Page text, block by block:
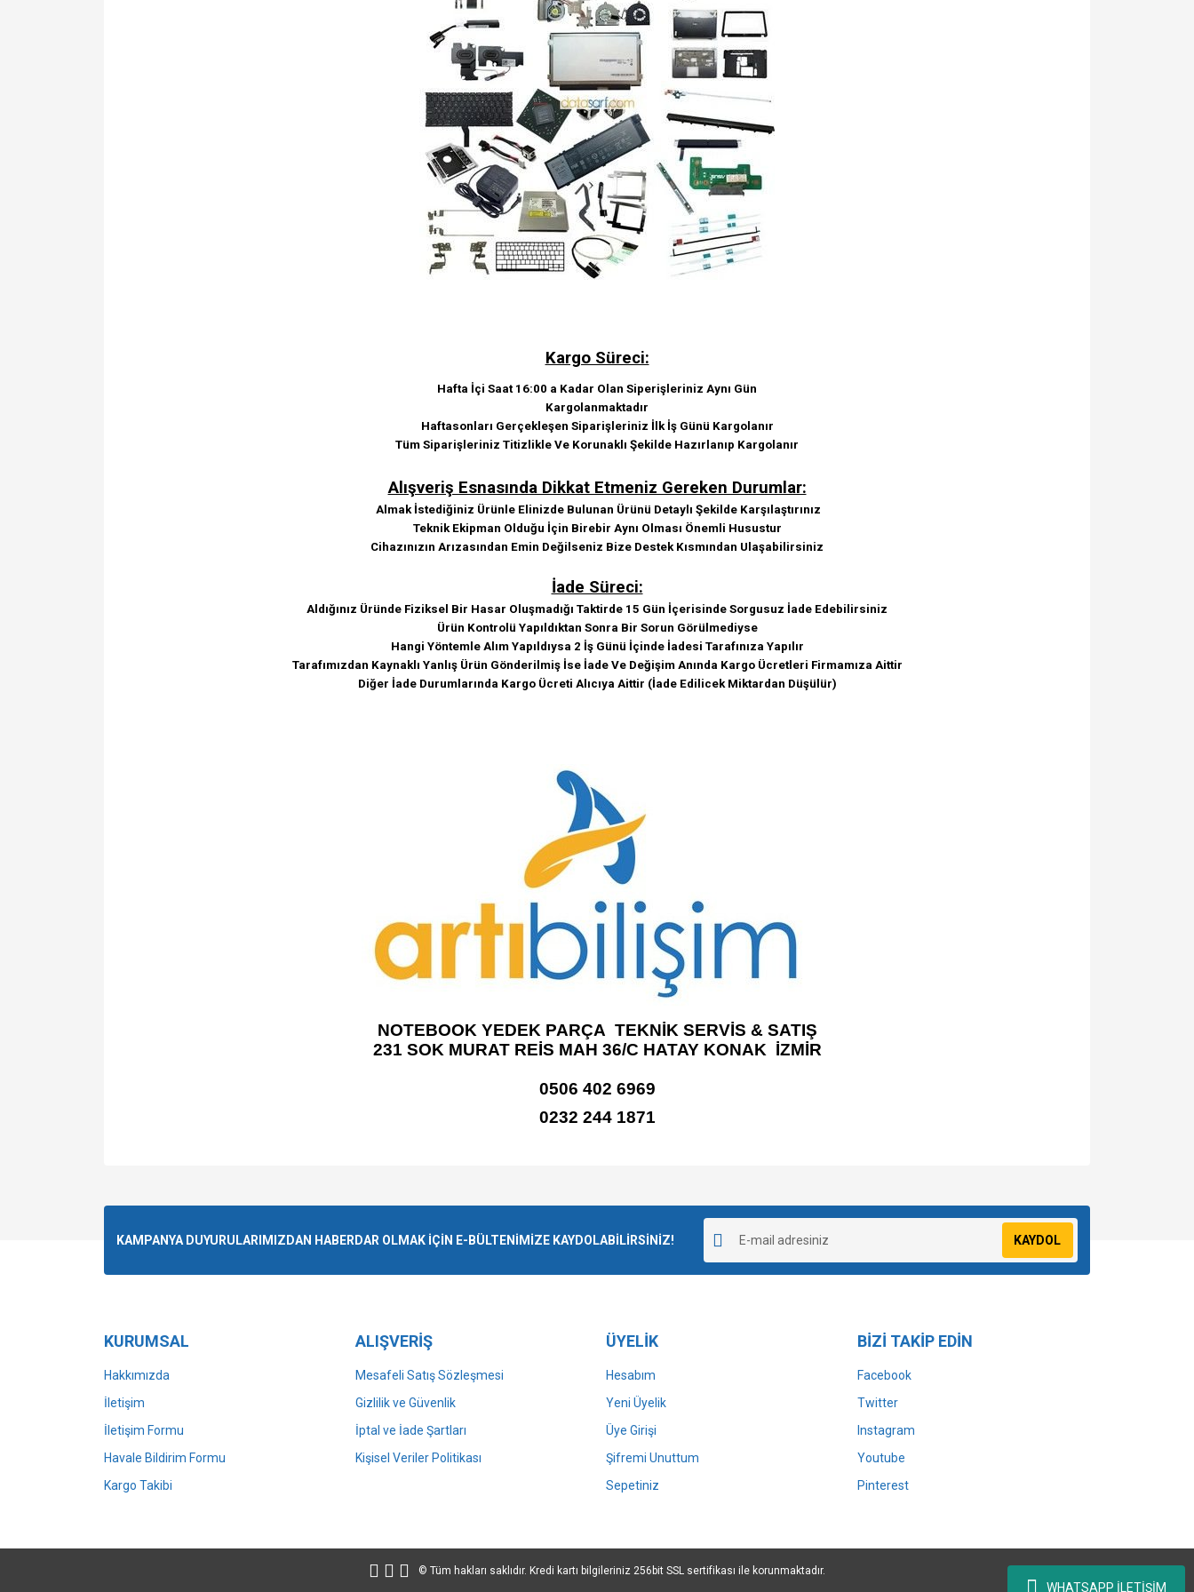
WHATSAPP İLETİŞİM
Kargo Süreci:
Hafta İçi Saat 16:00 a Kadar Olan Siperişleriniz Aynı Gün
Kargolanmaktadır
Haftasonları Gerçekleşen Siparişleriniz İlk İş Günü Kargolanır
Tüm Siparişleriniz Titizlikle Ve Korunaklı Şekilde Hazırlanıp Kargolanır
Alışveriş Esnasında Dikkat Etmeniz Gereken Durumlar:
Almak İstediğiniz Ürünle Elinizde Bulunan Ürünü Detaylı Şekilde Karşılaştırınız
Teknik Ekipman Olduğu İçin Birebir Aynı Olması Önemli Husustur
Cihazınızın Arızasından Emin Değilseniz Bize Destek Kısmından Ulaşabilirsiniz
İade Süreci:
Aldığınız Üründe Fiziksel Bir Hasar Oluşmadığı Taktirde 15 Gün İçerisinde Sorgusuz İade Edebilirsiniz
Ürün Kontrolü Yapıldıktan Sonra Bir Sorun Görülmediyse
Hangi Yöntemle Alım Yapıldıysa 2 İş Günü İçinde İadesi Tarafınıza Yapılır
Tarafımızdan Kaynaklı Yanlış Ürün Gönderilmiş İse İade Ve Değişim Anında Kargo Ücretleri Firmamıza Aittir
Diğer İade Durumlarında Kargo Ücreti Alıcıya Aittir (İade Edilicek Miktardan Düşülür)
NOTEBOOK YEDEK PARÇA TEKNİK SERVİS & SATIŞ
231 SOK MURAT REİS MAH 36/C HATAY KONAK İZMİR
0506 402 6969
0232 244 1871
Ürün resmi kalitesiz, bozuk veya görüntülenemiyor.
Bu ürüne benzer farklı alternatifler olmalı.
Gönder
KAMPANYA DUYURULARIMIZDAN HABERDAR OLMAK İÇİN E-BÜLTENİMİZE KAYDOLABİLİRSİNİZ! KAYDOL
KURUMSAL
Hakkımızda
İletişim
İletişim Formu
Havale Bildirim Formu
Kargo Takibi
ALIŞVERİŞ
Mesafeli Satış Sözleşmesi
Gizlilik ve Güvenlik
İptal ve İade Şartları
Kişisel Veriler Politikası
ÜYELİK
Hesabım
Yeni Üyelik
Üye Girişi
Şifremi Unuttum
Sepetiniz
BİZİ TAKİP EDİN
Facebook
Twitter
Instagram
Youtube
Pinterest
© Tüm hakları saklıdır. Kredi kartı bilgileriniz 256bit SSL sertifikası ile korunmaktadır.